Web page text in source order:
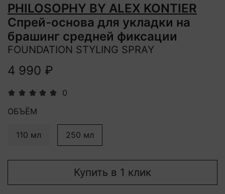
0
PHILOSOPHY BY ALEX KONTIER
Спрей-основа для укладки на
брашинг средней фиксации
FOUNDATION STYLING SPRAY
4 990 ₽
Купить в 1 клик
ОБЪЁМ
110 мл 250 мл